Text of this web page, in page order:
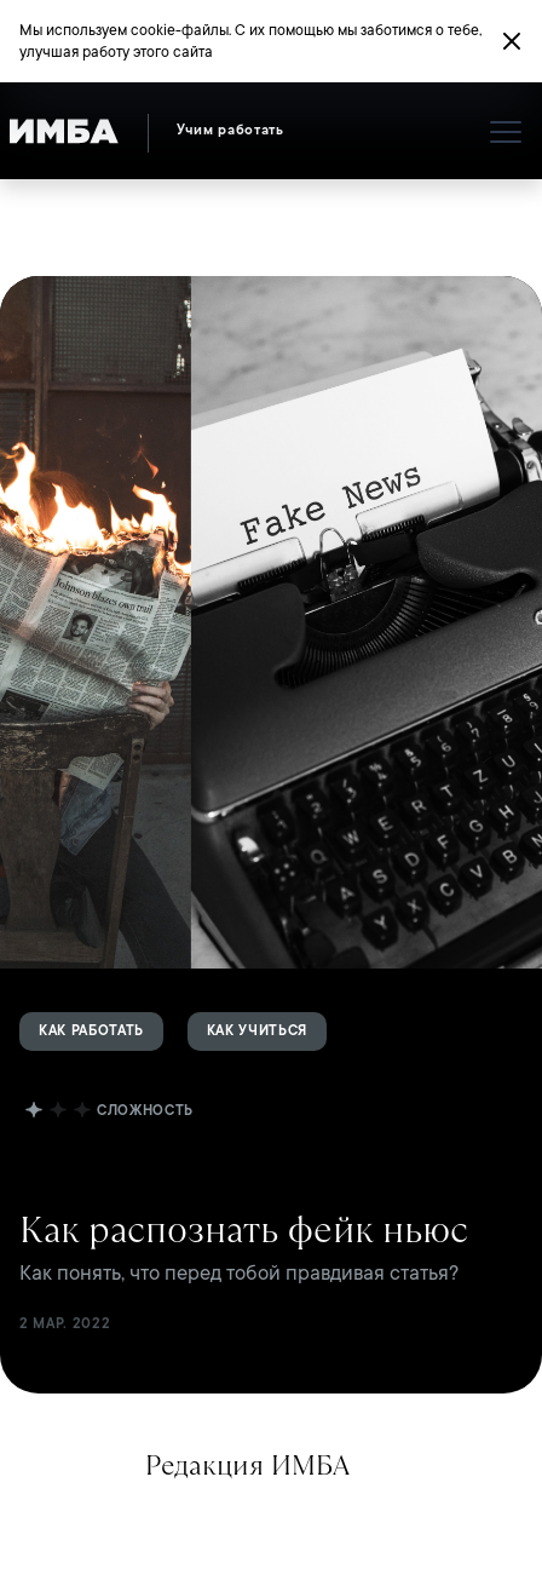
Мы используем cookie-файлы. С их помощью мы заботимся о тебе,
улучшая работу этого сайта
Учим работать
КАК РАБОТАТЬ КАК УЧИТЬСЯ
СЛОЖНОСТЬ
Как распознать фейк ньюс
Как понять, что перед тобой правдивая статья?
2 МАР. 2022
Редакция ИМБА